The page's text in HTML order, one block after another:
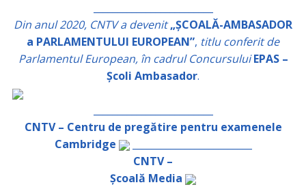
Din anul 2020, CNTV a devenit „ȘCOALĂ-AMBASADOR
a PARLAMENTULUI EUROPEAN”, titlu conferit de
Parlamentul European, în cadrul Concursului EPAS –
Școli Ambasador.
CNTV – Centru de pregătire pentru examenele
Cambridge
_________________________
CNTV –
Școală Media